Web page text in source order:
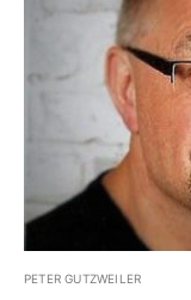
PETER GUTZWEILER